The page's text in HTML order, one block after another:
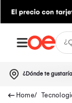
¿Dónde te